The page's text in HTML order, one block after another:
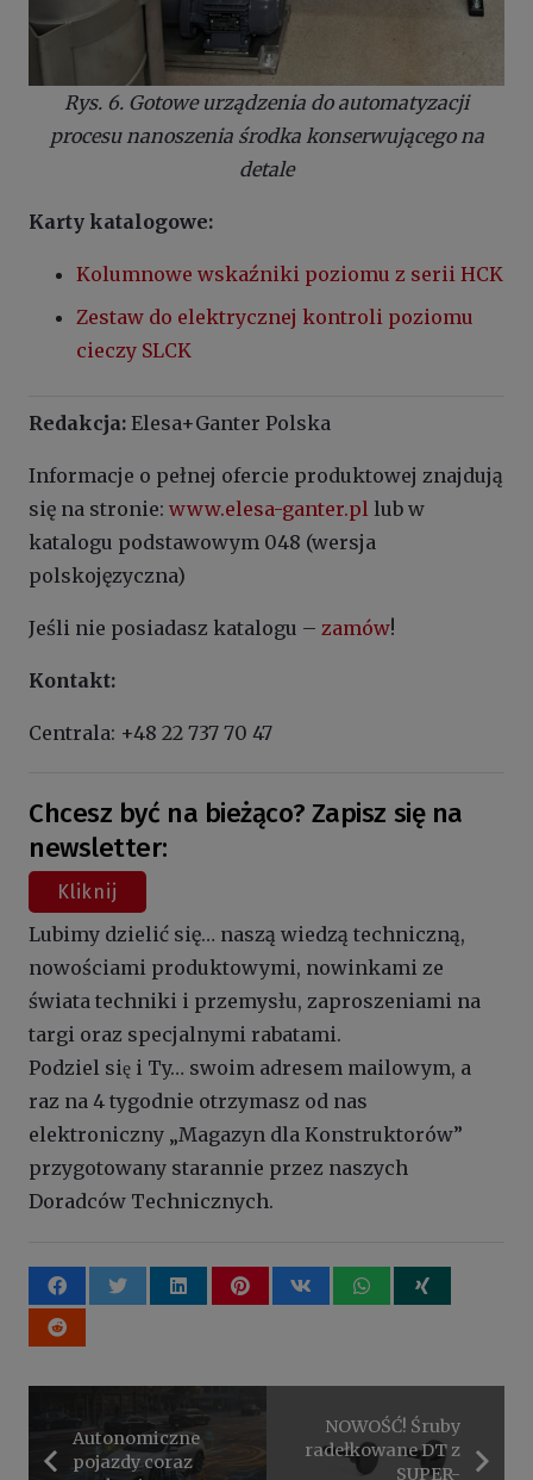
Rys. 6. Gotowe urządzenia do automatyzacji
procesu nanoszenia środka konserwującego na
detale
Karty katalogowe:
Kolumnowe wskaźniki poziomu z serii HCK
Zestaw do elektrycznej kontroli poziomu
cieczy SLCK
Redakcja: Elesa+Ganter Polska
Informacje o pełnej ofercie produktowej znajdują
się na stronie: www.elesa-ganter.pl lub w
katalogu podstawowym 048 (wersja
polskojęzyczna)
Jeśli nie posiadasz katalogu – zamów!
Kontakt:
Centrala: +48 22 737 70 47
Chcesz być na bieżąco? Zapisz się na
newsletter:
Kliknij
Lubimy dzielić się… naszą wiedzą techniczną,
nowościami produktowymi, nowinkami ze
świata techniki i przemysłu, zaproszeniami na
targi oraz specjalnymi rabatami.
Podziel się i Ty… swoim adresem mailowym, a
raz na 4 tygodnie otrzymasz od nas
elektroniczny „Magazyn dla Konstruktorów”
przygotowany starannie przez naszych
Doradców Technicznych.
Autonomiczne
pojazdy coraz
NOWOŚĆ! Śruby
radełkowane DT z
SUPER-